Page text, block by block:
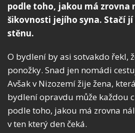
podle toho, jakou má zrovna
šikovnosti jejího syna. Stačí
stěnu.
O bydlení by asi sotvakdo řekl,
ponožky. Snad jen nomádi
Avšak v Nizozemí žije žena,
bydlení opravdu může každou
podle toho, jakou má zrovna
v ten který den čeká.